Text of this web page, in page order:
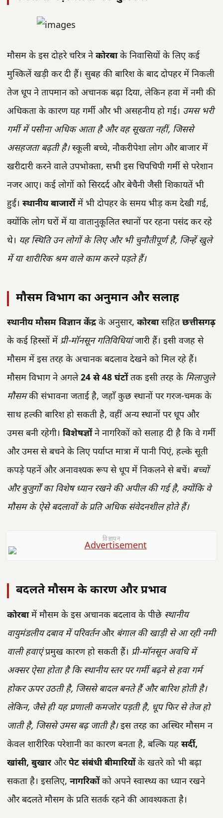
मौसम के इस दोहरे चरित्र नेकोरबाके निवासियों के लिए कई
मुश्किलें खड़ी कर दी हैं। सुबह की बारिश के बाद दोपहर में निकली
तेज धूप ने तापमान को अचानक बढ़ा दिया, लेकिन हवा में नमी की
अधिकता के कारण यह गर्मी और भी असहनीय हो गई। उमस भरी
गर्मी में पसीना अधिक आता है और वह सूखता नहीं, जिससे
असहजता बढ़ती है।स्कूली बच्चे, नौकरीपेशा लोग और बाजार में
खरीदारी करने वाले उपभोक्ता, सभी इस चिपचिपी गर्मी से परेशान
नजर आए। कई लोगों को सिरदर्द और बेचैनी जैसी शिकायतें भी
हुईं। स्थानीय बाजारोंमें भी दोपहर के समय भीड़ कम देखी गई,
क्योंकि लोग घरों में या वातानुकूलित स्थानों पर रहना पसंद कर रहे
थे। यह स्थिति उन लोगों के लिए और भी चुनौतीपूर्ण है, जिन्हें खुले
में या शारीरिक श्रम वाले काम करने पड़ते हैं।
मौसम विभाग का अनुमान और सलाह
स्थानीय मौसम विज्ञान केंद्रके अनुसार, कोरबासहितछत्तीसगढ़
के कई हिस्सों में प्री-मॉनसून गतिविधियांजारी हैं। इसी वजह से
मौसम में इस तरह के अचानक बदलाव देखने को मिल रहे हैं।
मौसम विभाग ने अगले24 से 48 घंटोंतक इसी तरह के मिलाजुले
मौसमकी संभावना जताई है, जहाँ कुछ स्थानों पर गरज-चमक के
साथ हल्की बारिश हो सकती है, वहीं अन्य स्थानों पर धूप और
उमस बनी रहेगी। विशेषज्ञोंने नागरिकों को सलाह दी है कि वे गर्मी
और उमस से बचने के लिए पर्याप्त मात्रा में पानी पिएं, हल्के सूती
कपड़े पहनें और अनावश्यक रूप से धूप में निकलने से बचें। बच्चों
और बुजुर्गों का विशेष ध्यान रखने की अपील की गई है, क्योंकि वे
मौसम के ऐसे बदलावों के प्रति अधिक संवेदनशील होते हैं।
विज्ञापन
बदलते मौसम के कारण और प्रभाव
कोरबामें मौसम के इस अचानक बदलाव के पीछे स्थानीय
वायुमंडलीय दबाव में परिवर्तनऔर बंगाल की खाड़ी से आ रही नमी
वाली हवाएंप्रमुख कारण हो सकती हैं। प्री-मॉनसून अवधि में
अक्सर ऐसा होता है कि स्थानीय स्तर पर गर्मी बढ़ने से हवा गर्म
होकर ऊपर उठती है, जिससे बादल बनते हैं और बारिश होती है।
लेकिन, जैसे ही यह प्रणाली कमजोर पड़ती है, धूप फिर से तेज हो
जाती है, जिससे उमस बढ़ जाती है।इस तरह का अस्थिर मौसम न
केवल शारीरिक परेशानी का कारण बनता है, बल्कि यह सर्दी,
खांसी, बुखारऔरपेट संबंधी बीमारियोंके खतरे को भी बढ़ा
सकता है। इसलिए, नागरिकोंको अपने स्वास्थ्य का ध्यान रखने
और बदलते मौसम के प्रति सतर्क रहने की आवश्यकता है।